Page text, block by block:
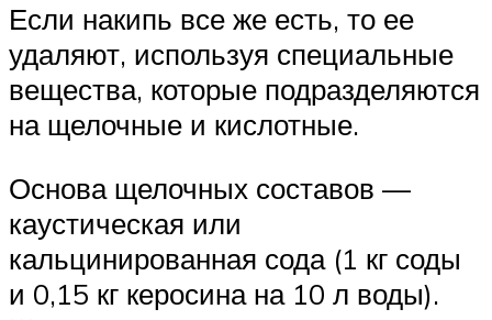
Если накипь все же есть, то ее
удаляют, используя специальные
вещества, которые подразделяются
на щелочные и кислотные.
Основа щелочных составов —
каустическая или
кальцинированная сода (1 кг соды
и 0,15 кг керосина на 10 л воды).